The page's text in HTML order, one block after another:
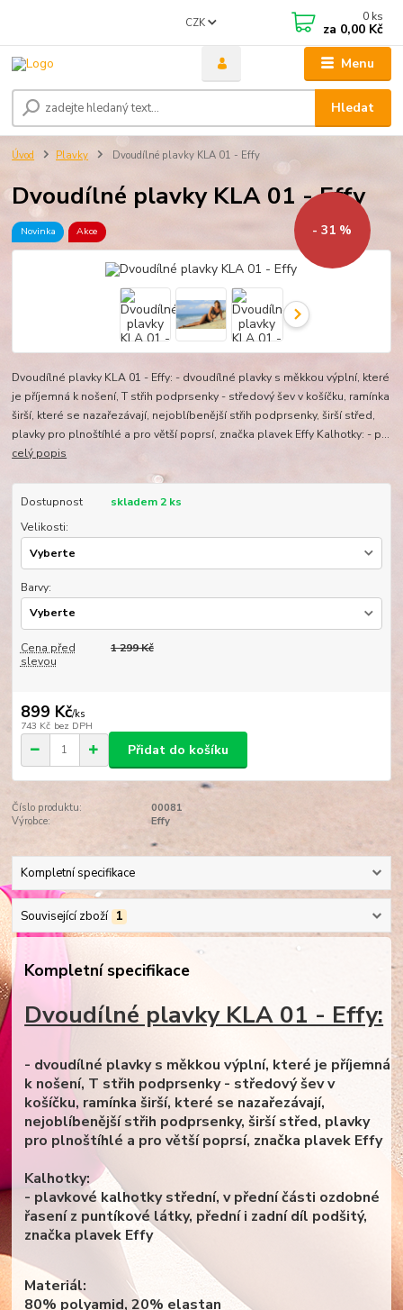
Menu
CZK
Hledat
0 ks
za 0,00 Kč
Úvod Plavky Dvoudílné plavky KLA 01 - Effy
Dvoudílné plavky KLA 01 - Effy
Novinka Akce - 31 %
Dvoudílné plavky KLA 01 - Effy: - dvoudílné plavky s měkkou výplní, které
je příjemná k nošení, T střih podprsenky - středový šev v košíčku, ramínka
širší, které se nazařezávají, nejoblíbenější střih podprsenky, širší střed,
plavky pro plnoštíhlé a pro větší poprsí, značka plavek Effy Kalhotky: - p...
celý popis
Dostupnost
skladem 2 ks
Velikosti:
Barvy:
Cena před
slevou
1 299 Kč
899 Kč/ks
743 Kč bez DPH
Přidat do košíku
Číslo produktu:
00081
Výrobce:
Effy
Kompletní specifikace
Související zboží 1
Kompletní specifikace
Dvoudílné plavky KLA 01 - Effy:
- dvoudílné plavky s měkkou výplní, které je příjemná
k nošení, T střih podprsenky - středový šev v
košíčku, ramínka širší, které se nazařezávají,
nejoblíbenější střih podprsenky, širší střed, plavky
pro plnoštíhlé a pro větší poprsí, značka plavek Effy
Kalhotky:
- plavkové kalhotky střední, v přední části ozdobné
řasení z puntíkové látky, přední i zadní díl podšitý,
značka plavek Effy
Materiál:
80% polyamid, 20% elastan